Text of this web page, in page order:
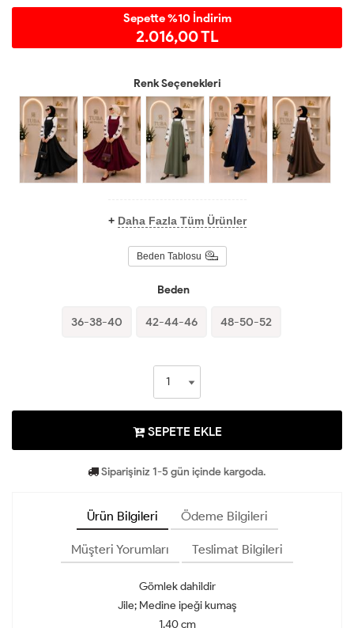
Sepette %10 İndirim
2.016,00 TL
Renk Seçenekleri
+ Daha Fazla Tüm Ürünler
Beden Tablosu
Beden
36-38-40 42-44-46 48-50-52
SEPETE EKLE
Siparişiniz 1-5 gün içinde kargoda.
Ürün Bilgileri Ödeme Bilgileri
Müşteri Yorumları Teslimat Bilgileri
Gömlek dahildir
Jile; Medine ipeği kumaş
1.40 cm